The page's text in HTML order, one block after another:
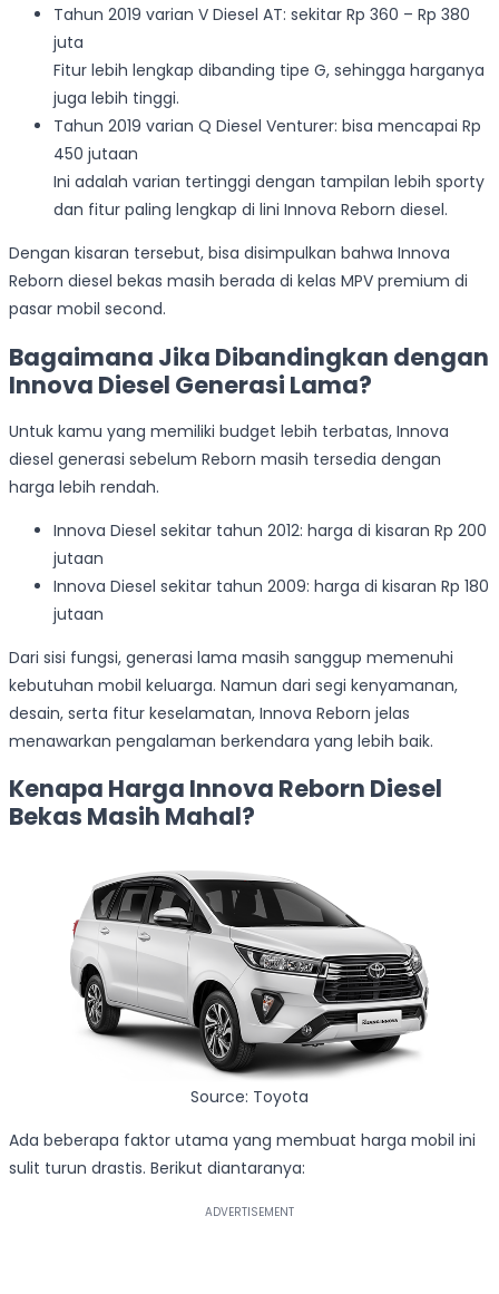
Tahun 2019 varian V Diesel AT: sekitar Rp 360 – Rp 380
juta
Fitur lebih lengkap dibanding tipe G, sehingga harganya
juga lebih tinggi.
Tahun 2019 varian Q Diesel Venturer: bisa mencapai Rp
450 jutaan
Ini adalah varian tertinggi dengan tampilan lebih sporty
dan fitur paling lengkap di lini Innova Reborn diesel.
Dengan kisaran tersebut, bisa disimpulkan bahwa Innova
Reborn diesel bekas masih berada di kelas MPV premium di
pasar mobil second.
Bagaimana Jika Dibandingkan dengan
Innova Diesel Generasi Lama?
Untuk kamu yang memiliki budget lebih terbatas, Innova
diesel generasi sebelum Reborn masih tersedia dengan
harga lebih rendah.
Innova Diesel sekitar tahun 2012: harga di kisaran Rp 200
jutaan
Innova Diesel sekitar tahun 2009: harga di kisaran Rp 180
jutaan
Dari sisi fungsi, generasi lama masih sanggup memenuhi
kebutuhan mobil keluarga. Namun dari segi kenyamanan,
desain, serta fitur keselamatan, Innova Reborn jelas
menawarkan pengalaman berkendara yang lebih baik.
Kenapa Harga Innova Reborn Diesel
Bekas Masih Mahal?
Source: Toyota
Ada beberapa faktor utama yang membuat harga mobil ini
sulit turun drastis. Berikut diantaranya: